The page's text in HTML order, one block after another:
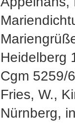
Heidelberg
Cgm 5259/
Fries, W.,
Nürnberg,